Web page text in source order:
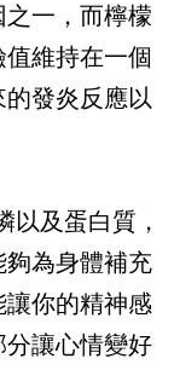
一，而檸檬
維持在一個
發炎反應以
以及蛋白質，
為身體補充
你的精神感
讓心情變好